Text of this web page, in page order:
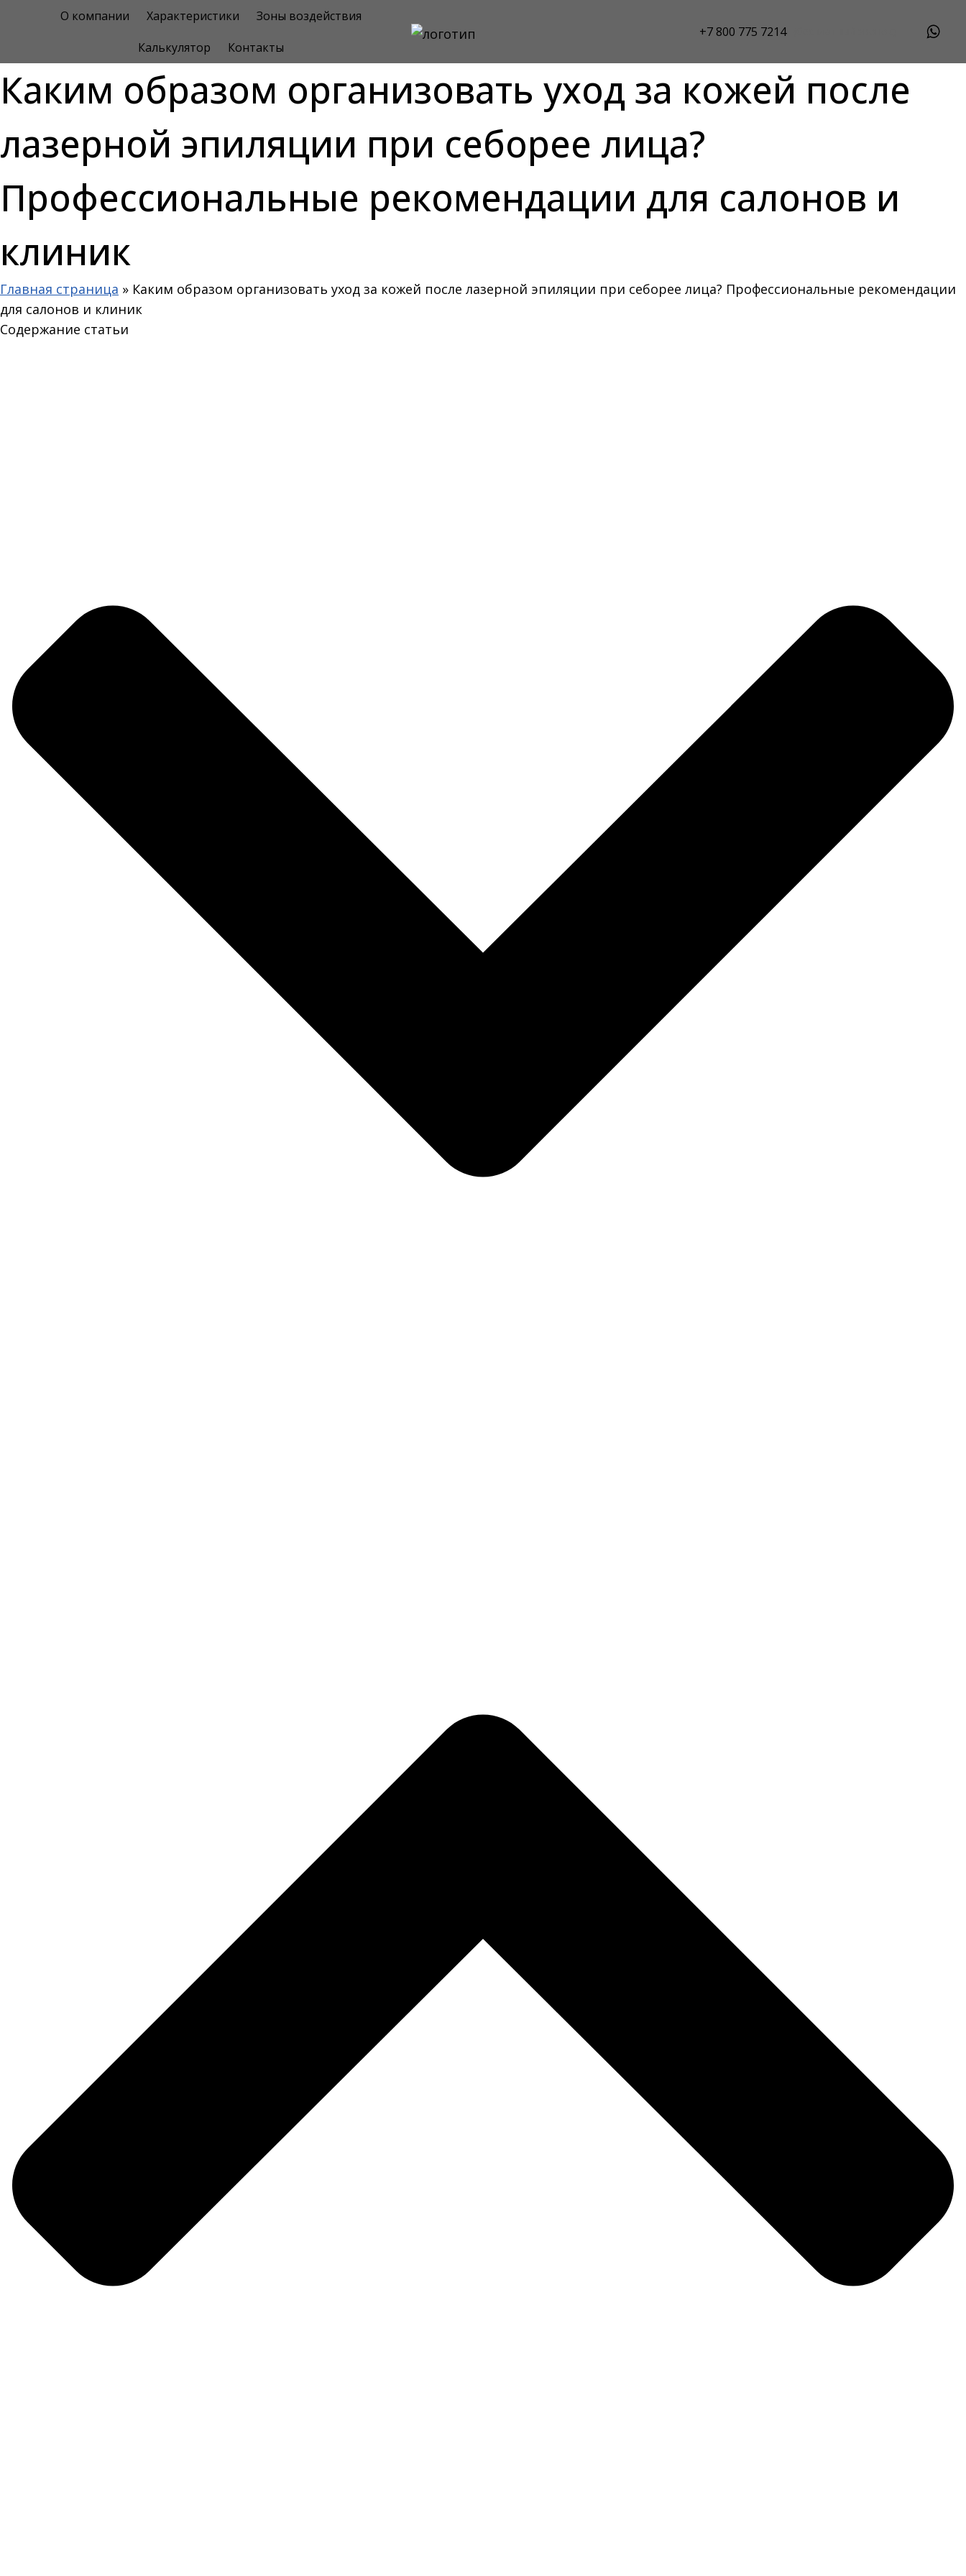
О компании Характеристики Зоны воздействия
Калькулятор Контакты
+7 800 775 7214
Каким образом организовать уход за кожей после
лазерной эпиляции при себорее лица?
Профессиональные рекомендации для салонов и
клиник
Главная страница » Каким образом организовать уход за кожей после лазерной эпиляции при себорее лица? Профессиональные рекомендации
для салонов и клиник
Содержание статьи